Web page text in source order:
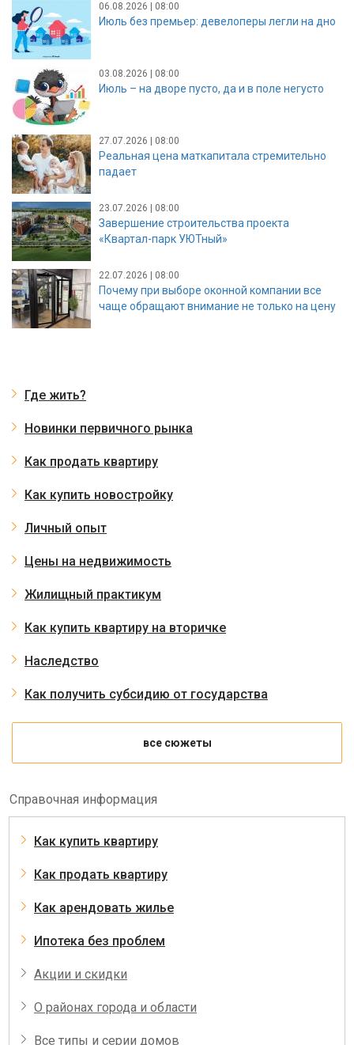
06.08.2026 | 08:00
Июль без премьер: девелоперы легли на дно
03.08.2026 | 08:00
Июль – на дворе пусто, да и в поле негусто
27.07.2026 | 08:00
Реальная цена маткапитала стремительно
падает
23.07.2026 | 08:00
Завершение строительства проекта
«Квартал-парк УЮТный»
22.07.2026 | 08:00
Почему при выборе оконной компании все
чаще обращают внимание не только на цену
Где жить?
Новинки первичного рынка
Как продать квартиру
Как купить новостройку
Личный опыт
Цены на недвижимость
Жилищный практикум
Как купить квартиру на вторичке
Наследство
Как получить субсидию от государства
все сюжеты
Справочная информация
Как купить квартиру
Как продать квартиру
Как арендовать жилье
Ипотека без проблем
Акции и скидки
О районах города и области
Все типы и серии домов